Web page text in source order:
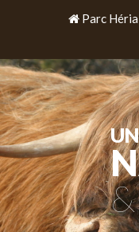
Parc Héria
&